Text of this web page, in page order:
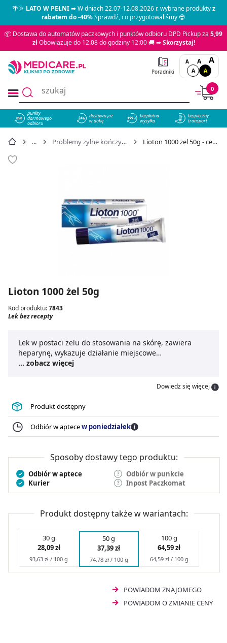
🌴🌞LATO W PEŁNI➡ W dniach 22.07-12.08.2026 r. wybrane produktyz
rabatem do -40%Sprawdź, co przygotowaliśmy 😎
📦 Dostawa do automatów paczkowych i punktów odbioru DPD Pickup za 5,99
złObowiązuje do 12.08 do godziny 12:00 🚚 ➡Skorzystaj!
Poradniki
A A A
A A
0
858
punkty
darmowego
odbioru
dostawa już
w dobę
bezpłatna
wysyłka
bezpieczny
transport
Problemy żylne kończyn dolnych Lioton 1000 żel 50g - cena 37,39 zł
Lioton 1000 żel 50g
Kod produktu:7843
Lek bez recepty
Lek w postaci żelu do stosowania na skórę, zawiera
heparynę, wykazuje działanie miejscowe
przeciwzakrzepowe, przeciwobrzękowe i
... zobacz więcej
Dowiedz się więcej
Produkt dostępny
Odbiór w aptecew poniedziałek
Sposoby dostawy tego produktu:
Odbiór w aptece
Odbiór w punkcie
Kurier
Inpost Paczkomat
Produkt dostępny także w wariantach:
30 g
28,09 zł
93,63 zł / 100 g
50 g
37,39 zł
74,78 zł / 100 g
100 g
64,59 zł
64,59 zł / 100 g
POWIADOM ZNAJOMEGO
POWIADOM O ZMIANIE CENY